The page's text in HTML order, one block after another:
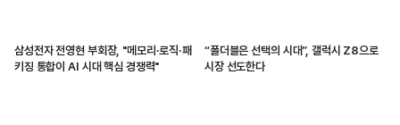
삼성전자 전영현 부회장, "메모리·로직·패
키징 통합이 AI 시대 핵심 경쟁력"
“폴더블은 선택의 시대”, 갤럭시 Z8으로
시장 선도한다